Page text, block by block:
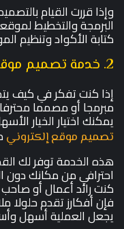
وإذا قررت القيام
البرمجة والتخطيط
كتابة الأكواد وتنظيم
2. خدمة تصميم موقع إلكتروني
إذا كنت تفكر في كيف
مبرمجا أو مصمما
يمكنك اختيار الخيار
تصميم موقع إلكتروني
هذه الخدمة توفر لك
احترافي من مكانك دون
كنت رائد أعمال أو
فإن أفكارز تقدم حلولا
يجعل العملية أسهل